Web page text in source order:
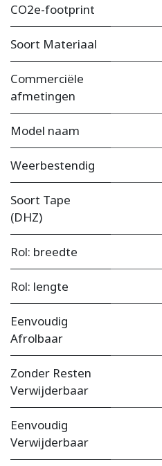
CO2e-footprint
Soort Materiaal
Commerciële
afmetingen
Model naam
Weerbestendig
Soort Tape
(DHZ)
Rol: breedte
Rol: lengte
Eenvoudig
Afrolbaar
Zonder Resten
Verwijderbaar
Eenvoudig
Verwijderbaar